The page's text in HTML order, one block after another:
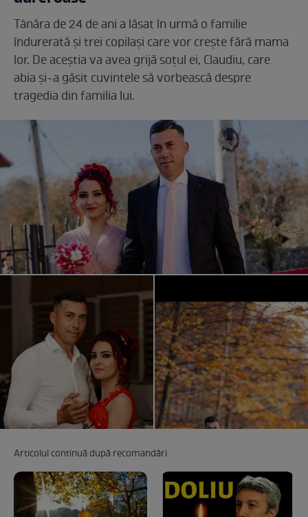
Tânăra de 24 de ani a lăsat în urmă o familie
îndurerată și trei copilași care vor crește fără mama
lor. De aceștia va avea grijă soțul ei, Claudiu, care
abia și-a găsit cuvintele să vorbească despre
tragedia din familia lui.
Articolul continuă după recomandări